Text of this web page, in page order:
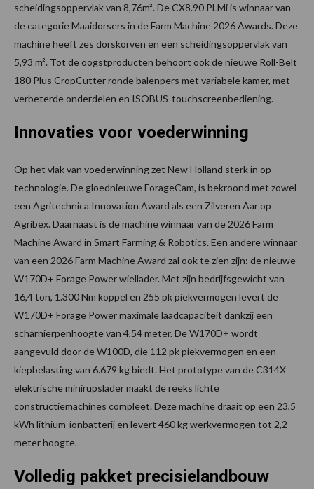
scheidingsoppervlak van 8,76m². De CX8.90 PLMi is winnaar van
de categorie Maaidorsers in de Farm Machine 2026 Awards. Deze
machine heeft zes dorskorven en een scheidingsoppervlak van
5,93 m². Tot de oogstproducten behoort ook de nieuwe Roll-Belt
180 Plus CropCutter ronde balenpers met variabele kamer, met
verbeterde onderdelen en ISOBUS-touchscreenbediening.
Innovaties voor voederwinning
Op het vlak van voederwinning zet New Holland sterk in op
technologie. De gloednieuwe ForageCam, is bekroond met zowel
een Agritechnica Innovation Award als een Zilveren Aar op
Agribex. Daarnaast is de machine winnaar van de 2026 Farm
Machine Award in Smart Farming & Robotics. Een andere winnaar
van een 2026 Farm Machine Award zal ook te zien zijn: de nieuwe
W170D+ Forage Power wiellader. Met zijn bedrijfsgewicht van
16,4 ton, 1.300 Nm koppel en 255 pk piekvermogen levert de
W170D+ Forage Power maximale laadcapaciteit dankzij een
scharnierpenhoogte van 4,54 meter. De W170D+ wordt
aangevuld door de W100D, die 112 pk piekvermogen en een
kiepbelasting van 6.679 kg biedt. Het prototype van de C314X
elektrische minirupslader maakt de reeks lichte
constructiemachines compleet. Deze machine draait op een 23,5
kWh lithium-ionbatterij en levert 460 kg werkvermogen tot 2,2
meter hoogte.
Volledig pakket precisielandbouw